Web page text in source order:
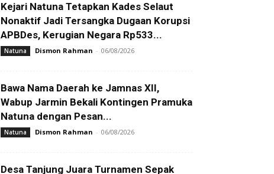
Kejari Natuna Tetapkan Kades Selaut
Nonaktif Jadi Tersangka Dugaan Korupsi
APBDes, Kerugian Negara Rp533...
Natuna Dismon Rahman - 06/08/2026
Bawa Nama Daerah ke Jamnas XII,
Wabup Jarmin Bekali Kontingen Pramuka
Natuna dengan Pesan...
Natuna Dismon Rahman - 06/08/2026
Desa Tanjung Juara Turnamen Sepak